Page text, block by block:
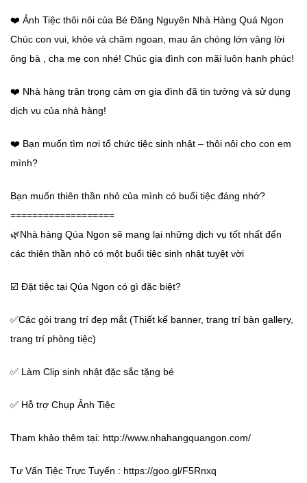
❤️ Ảnh Tiệc thôi nôi của Bé Đăng Nguyên Nhà Hàng Quá Ngon
Chúc con vui, khỏe và chăm ngoan, mau ăn chóng lớn vâng lời
ông bà , cha mẹ con nhé! Chúc gia đình con mãi luôn hạnh phúc!
❤️ Nhà hàng trân trọng cảm ơn gia đình đã tin tưởng và sử dụng
dịch vụ của nhà hàng!
❤️ Bạn muốn tìm nơi tổ chức tiệc sinh nhật – thôi nôi cho con em
mình?
Bạn muốn thiên thần nhỏ của mình có buổi tiệc đáng nhớ?
===================
🌿Nhà hàng Qúa Ngon sẽ mang lại những dịch vụ tốt nhất đển
các thiên thần nhỏ có một buổi tiệc sinh nhật tuyệt vời
☑️ Đặt tiệc tại Qúa Ngon có gì đặc biệt?
✅Các gói trang trí đẹp mắt (Thiết kế banner, trang trí bàn gallery,
trang trí phòng tiệc)
✅ Làm Clip sinh nhật đặc sắc tặng bé
✅ Hỗ trợ Chụp Ảnh Tiệc
Tham khảo thêm tại: http://www.nhahangquangon.com/
Tư Vấn Tiệc Trực Tuyến : https://goo.gl/F5Rnxq